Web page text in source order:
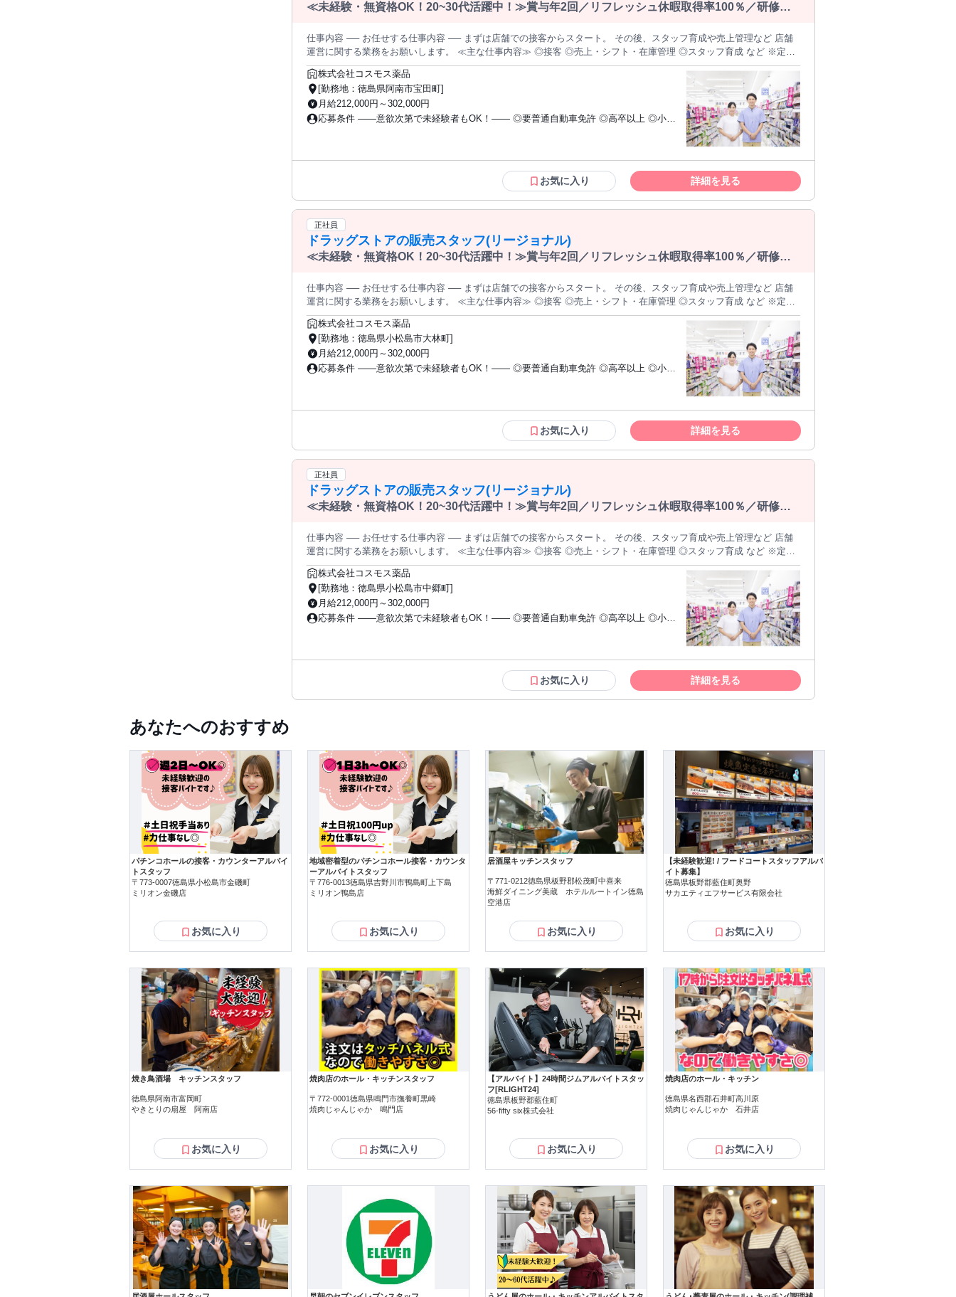
≪未経験・無資格OK！20~30代活躍中！≫賞与年2回／リフレッシュ休暇取得率100％／研修制
仕事内容 ── お任せする仕事内容 ── まずは店舗での接客からスタート。 その後、スタッフ育成や売上管理など 店舗
運営に関する業務をお願いします。 ≪主な仕事内容≫ ◎接客 ◎売上・シフト・在庫管理 ◎スタッフ育成 など ※定番
商品は自動発注 ※セールや特売なし ※月間の作業量はシフト作成前に確定済み ※細かなマニュアルがあるからサービ
スの質がどの店舗も均一に！ ※能力や意欲次第で、本部専門職も選択肢に 【TOPIC】資格取得支援あり / 長期 / 新卒 /
大量募集 / 経験者歓迎 / 有資格者歓迎 / 研修あり / 社会保険完備 / 制服貸与 / 賞与あり / ブランクOK / 交通費支給 / 禁
煙・分煙 / シフト制 / 社割あり / 長期休暇あり / 昇給あり / 第二新卒歓迎 / 寮・社宅あり / 昇格あり
株式会社コスモス薬品
[勤務地：徳島県阿南市宝田町]
月給212,000円～302,000円
応募条件 ――意欲次第で未経験者もOK！―― ◎要普通自動車免許 ◎高卒以上 ◎小売
転職者が増えてきており、入社後活躍に繋がっています。もちろん異業界からの応募
お気に入り 詳細を見る
正社員
ドラッグストアの販売スタッフ(リージョナル)
≪未経験・無資格OK！20~30代活躍中！≫賞与年2回／リフレッシュ休暇取得率100％／研修制
仕事内容 ── お任せする仕事内容 ── まずは店舗での接客からスタート。 その後、スタッフ育成や売上管理など 店舗
運営に関する業務をお願いします。 ≪主な仕事内容≫ ◎接客 ◎売上・シフト・在庫管理 ◎スタッフ育成 など ※定番
商品は自動発注 ※セールや特売なし ※月間の作業量はシフト作成前に確定済み ※細かなマニュアルがあるからサービ
スの質がどの店舗も均一に！ ※能力や意欲次第で、本部専門職も選択肢に 【TOPIC】資格取得支援あり / 長期 / 新卒 /
大量募集 / 経験者歓迎 / 有資格者歓迎 / 研修あり / 社会保険完備 / 制服貸与 / 賞与あり / ブランクOK / 交通費支給 / 禁
煙・分煙 / シフト制 / 社割あり / 長期休暇あり / 昇給あり / 第二新卒歓迎 / 寮・社宅あり / 昇格あり
株式会社コスモス薬品
[勤務地：徳島県小松島市大林町]
月給212,000円～302,000円
応募条件 ――意欲次第で未経験者もOK！―― ◎要普通自動車免許 ◎高卒以上 ◎小売
転職者が増えてきており、入社後活躍に繋がっています。もちろん異業界からの応募
お気に入り 詳細を見る
正社員
ドラッグストアの販売スタッフ(リージョナル)
≪未経験・無資格OK！20~30代活躍中！≫賞与年2回／リフレッシュ休暇取得率100％／研修制
仕事内容 ── お任せする仕事内容 ── まずは店舗での接客からスタート。 その後、スタッフ育成や売上管理など 店舗
運営に関する業務をお願いします。 ≪主な仕事内容≫ ◎接客 ◎売上・シフト・在庫管理 ◎スタッフ育成 など ※定番
商品は自動発注 ※セールや特売なし ※月間の作業量はシフト作成前に確定済み ※細かなマニュアルがあるからサービ
スの質がどの店舗も均一に！ ※能力や意欲次第で、本部専門職も選択肢に 【TOPIC】資格取得支援あり / 長期 / 新卒 /
大量募集 / 経験者歓迎 / 有資格者歓迎 / 研修あり / 社会保険完備 / 制服貸与 / 賞与あり / ブランクOK / 交通費支給 / 禁
煙・分煙 / シフト制 / 社割あり / 長期休暇あり / 昇給あり / 第二新卒歓迎 / 寮・社宅あり / 昇格あり
株式会社コスモス薬品
[勤務地：徳島県小松島市中郷町]
月給212,000円～302,000円
応募条件 ――意欲次第で未経験者もOK！―― ◎要普通自動車免許 ◎高卒以上 ◎小売
転職者が増えてきており、入社後活躍に繋がっています。もちろん異業界からの応募
お気に入り 詳細を見る
あなたへのおすすめ
パチンコホールの接客・カウンターアルバイ
トスタッフ
〒773-0007徳島県小松島市金磯町
ミリオン金磯店
お気に入り
地域密着型のパチンコホール接客・カウンタ
ーアルバイトスタッフ
〒776-0013徳島県吉野川市鴨島町上下島
ミリオン鴨島店
お気に入り
居酒屋キッチンスタッフ
〒771-0212徳島県板野郡松茂町中喜来
海鮮ダイニング美蔵 ホテルルートイン徳島
空港店
お気に入り
【未経験歓迎! / フードコートスタッフアルバ
イト募集】
徳島県板野郡藍住町奥野
サカエティエフサービス有限会社
お気に入り
焼き鳥酒場 キッチンスタッフ
徳島県阿南市富岡町
やきとりの扇屋 阿南店
お気に入り
焼肉店のホール・キッチンスタッフ
〒772-0001徳島県鳴門市撫養町黒崎
焼肉じゃんじゃか 鳴門店
お気に入り
【アルバイト】24時間ジムアルバイトスタッ
フ[RLIGHT24]
徳島県板野郡藍住町
56-fifty six株式会社
お気に入り
焼肉店のホール・キッチン
徳島県名西郡石井町高川原
焼肉じゃんじゃか 石井店
お気に入り